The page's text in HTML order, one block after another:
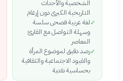
الشخصية والأحداث
التاريخية الكبرى دون إرغام
✓لغة عربية فصحى سلسة
وسهلة التواصل مع القارئ
المعاصر
✓رصد دقيق لموضوع المرأة
والقيود الاجتماعية والثقافية
بحساسية نقدية